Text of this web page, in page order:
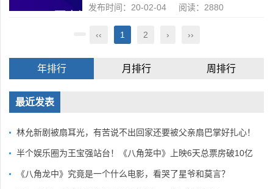
发布时间：20-02-04 阅读：2880
‹‹ 1 2 › ››
年排行 月排行 周排行
最近发表
林允新剧被扇耳光，有苦说不出回家还要被父亲扇巴掌好扎心！
半个娱乐圈为王宝强站台！《八角笼中》上映6天总票房破10亿
《八角龙中》究竟是一个什么电影，看哭了星爷和莫言？